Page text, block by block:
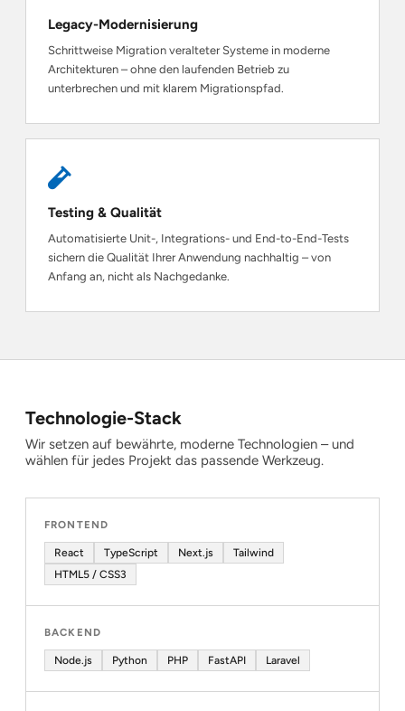
Legacy-Modernisierung
Schrittweise Migration veralteter Systeme in moderne
Architekturen – ohne den laufenden Betrieb zu
unterbrechen und mit klarem Migrationspfad.
Testing & Qualität
Automatisierte Unit-, Integrations- und End-to-End-Tests
sichern die Qualität Ihrer Anwendung nachhaltig – von
Anfang an, nicht als Nachgedanke.
Technologie-Stack
Wir setzen auf bewährte, moderne Technologien – und
wählen für jedes Projekt das passende Werkzeug.
FRONTEND
React TypeScript Next.js
Tailwind
HTML5 / CSS3
BACKEND
Node.js Python PHP FastAPI Laravel